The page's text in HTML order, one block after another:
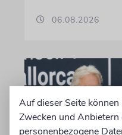
06.08.2026
Auf dieser Seite
Zwecken und Anbietern
personenbezogene